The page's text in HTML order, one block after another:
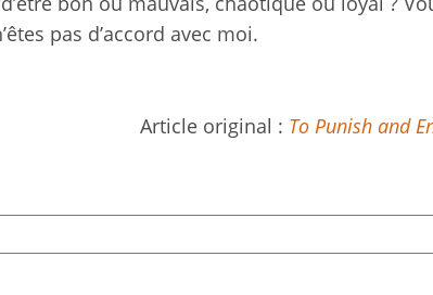
pas d’accord avec moi.
Article original : To Punish and